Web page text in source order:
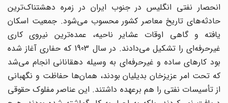
انحصار نفتی انگلیس در جنوب ایران در زمره دهشتناک‌ترین
حادثه‌های تاریخ معاصر کشور محسوب می‌شود. جمعیت اسکان
یافته و گاهی اوقات عشایر ناحیه، عمده‌ترین نیروی کاری
غیرحرفه‌ای را تشکیل می‌دادند. در سال 1903 که حفاری آغاز شده
بود کارهای ساده و غیرحرفه‌ای به وسیله دهقانانی انجام می‌شد
که تحت امر عزیزخان بدیلیان بودند، همان‌ها حفاظت و نگهبانی
از تأسیسات نفتی را هم بر‌عهده داشتند. این عناصر مفلوک حقوقی